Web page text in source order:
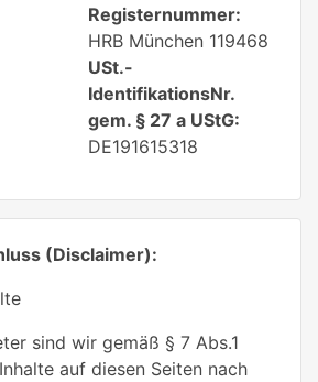
Registernummer:
HRB München 119468
USt.-
IdentifikationsNr.
gem. § 27 a UStG:
DE191615318
(Disclaimer):
sind wir gemäß § 7 Abs.1
auf diesen Seiten nach